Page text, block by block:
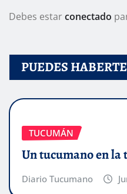
Debes estarconectado
PUEDES
TUCUMÁN
Un tucumano en la
Diario Tucumano